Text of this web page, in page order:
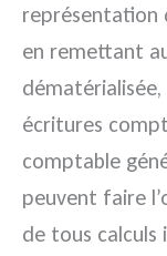
représentation
en remettant
écritures
comptable
peuvent faire
de tous calculs